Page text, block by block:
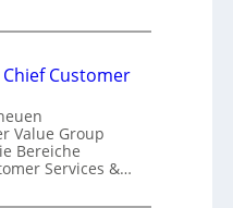
Customer
Value Group
Bereiche
Services &…